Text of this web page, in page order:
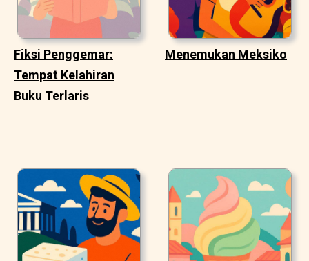
Fiksi Penggemar:
Tempat Kelahiran
Buku Terlaris
Menemukan Meksiko